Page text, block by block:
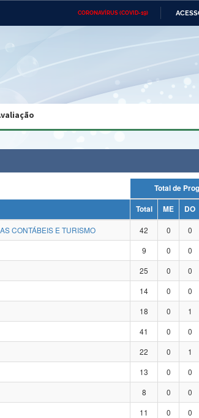
CORONAVÍRUS (COVID-19)
Ministério das
Ministério do Desenvolvimento
Regional
Advocacia-Geral da União Banco Central
Total ME DO
CONTÁBEIS E TURISMO
42 0 0
9 0 0
25 0 0
14 0 0
18 0 1
41 0 0
22 0 1
13 0 0
8 0 0
11 0 0